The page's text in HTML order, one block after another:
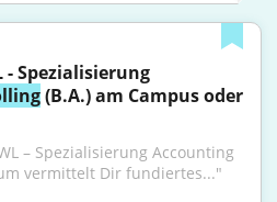
- Spezialisierung
(B.A.) am Campus oder
– Spezialisierung Accounting
vermittelt Dir fundiertes..."